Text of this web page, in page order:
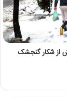
از شکار گنجشک